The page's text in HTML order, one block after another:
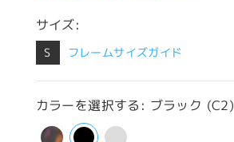
サイズ:
S フレームサイズガイド
カラーを選択する: ブラック (C2)